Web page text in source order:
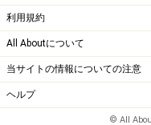
ャックナイフストレッ
ましょう。これは両
ぞれ保持し、そこか
というものです。膝は
できるところまで膝を
動作を10回程度繰り
利用規約
All Aboutについて
当サイトの情報についての注意
ヘルプ
© All